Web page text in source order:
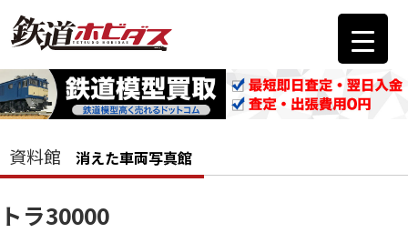
資料館 消えた車両写真館
トラ30000